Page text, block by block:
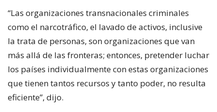
“Las organizaciones transnacionales criminales
como el narcotráfico, el lavado de activos, inclusive
la trata de personas, son organizaciones que van
más allá de las fronteras; entonces, pretender luchar
los países individualmente con estas organizaciones
que tienen tantos recursos y tanto poder, no resulta
eficiente”, dijo.